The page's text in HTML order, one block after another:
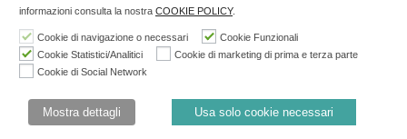
302152 Iscritta al n° 1 del Registro della Stampa del Tribunale
di Lecce il 15/01/2015.
Nell'anno 2018 sono stati erogati €3.147,62 da Invitalia a saldo
19/03/2014
informazioni consulta la nostra COOKIE POLICY.
Cookie di navigazione o necessari
Cookie Funzionali
Cookie Statistici/Analitici
Cookie di marketing di prima e terza parte
Cookie di Social Network
Mostra dettagli Usa solo cookie necessari